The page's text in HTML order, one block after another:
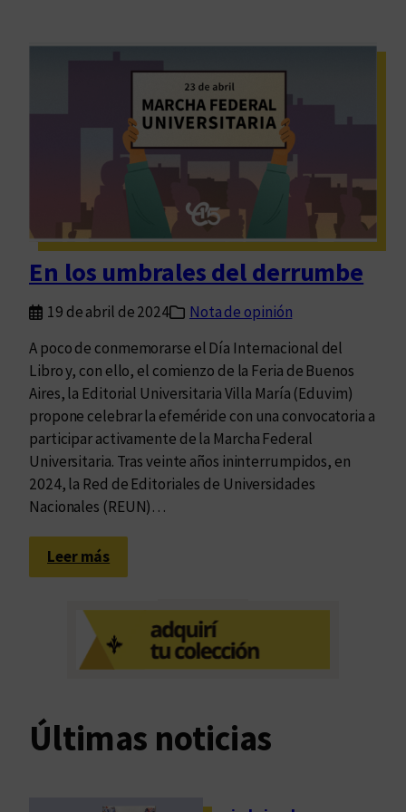
En los umbrales del derrumbe
19 de abril de 2024
Nota de opinión
A poco de conmemorarse el Día Internacional del
Libro y, con ello, el comienzo de la Feria de Buenos
Aires, la Editorial Universitaria Villa María (Eduvim)
propone celebrar la efeméride con una convocatoria a
participar activamente de la Marcha Federal
Universitaria. Tras veinte años ininterrumpidos, en
2024, la Red de Editoriales de Universidades
Nacionales (REUN)…
Leer más:
E
o
s
b
l
Últimas noticias